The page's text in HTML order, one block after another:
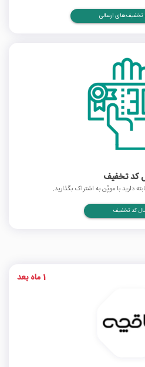
ارسالی
کد تخفیف
دارید با موپُن به اشتراک بگذارید.
کد تخفیف
1 ماه بعد